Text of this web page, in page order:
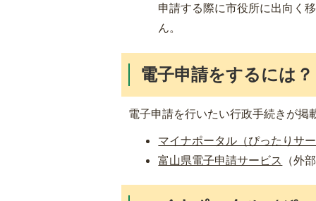
申請する際に市役所に出向く
ん。
電子申請をするには？
電子申請を行いたい行政手続きが
マイナポータル（ぴったりサ
富山県電子申請サービス （外